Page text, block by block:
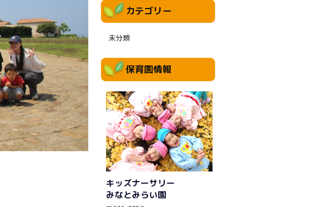
カテゴリー
未分類
保育園情報
キッズナーサリー
みなとみらい園